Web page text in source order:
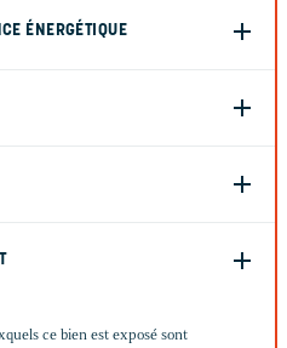
ÉNERGÉTIQUE
ce bien est exposé sont